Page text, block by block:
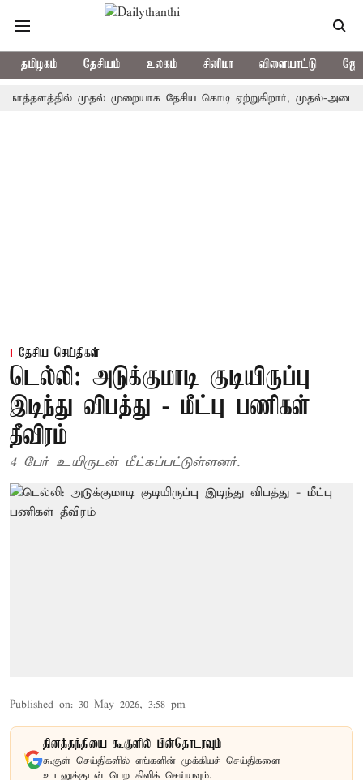
தமிழகம் தேசியம் உலகம் சினிமா விளையாட்டு
முதல் முறையாக தேசிய கொடி ஏற்றுகிறார், முதல்-அமைச்சர்
தேசிய செய்திகள்
டெல்லி: அடுக்குமாடி குடியிருப்பு
இடிந்து விபத்து - மீட்பு பணிகள்
தீவிரம்
4 பேர் உயிருடன் மீட்கப்பட்டுள்ளனர்.
Published on: 30 May 2026, 3:58 pm
தினத்தந்தியை கூகுளில் பின்தொடரவும்
கூகுள் செய்திகளில் எங்களின் முக்கியச் செய்திகளை
உடனுக்குடன் பெற கிளிக் செய்யவும்.